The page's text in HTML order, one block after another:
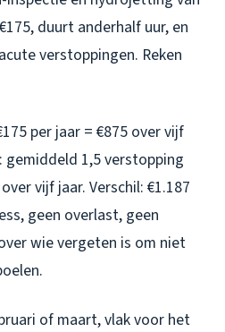
duurt anderhalf uur, en
verstoppingen. Reken
per jaar = €875 over vijf
gemiddeld 1,5 verstopping
vijf jaar. Verschil: €1.187
geen overlast, geen
wie vergeten is om niet
of maart, vlak voor het